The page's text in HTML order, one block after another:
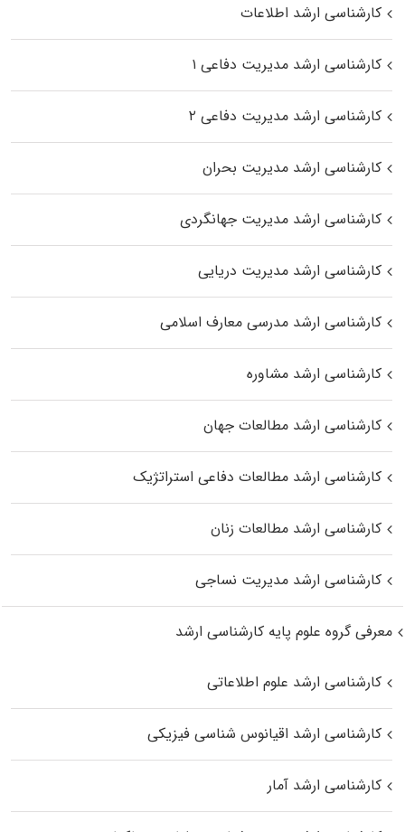
کارشناسی ارشد اطلاعات
کارشناسی ارشد مدیریت دفاعی ۱
کارشناسی ارشد مدیریت دفاعی ۲
کارشناسی ارشد مدیریت بحران
کارشناسی ارشد مدیریت جهانگردی
کارشناسی ارشد مدیریت دریایی
کارشناسی ارشد مدرسی معارف اسلامی
کارشناسی ارشد مشاوره
کارشناسی ارشد مطالعات جهان
کارشناسی ارشد مطالعات دفاعی استراتژیک
کارشناسی ارشد مطالعات زنان
کارشناسی ارشد مدیریت نساجی
معرفی گروه علوم پایه کارشناسی ارشد
کارشناسی ارشد علوم اطلاعاتی
کارشناسی ارشد اقیانوس‌ شناسی فیزیکی
کارشناسی ارشد آمار